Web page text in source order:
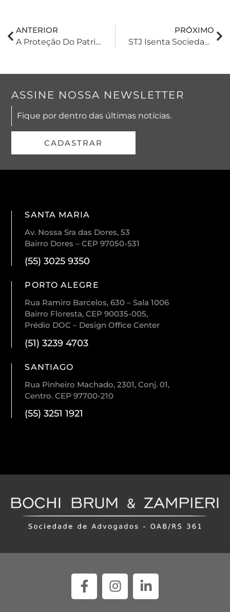
ANTERIOR
A Proteção Do Patrimônio Dos Cotistas E A Responsabilidade No Mercado Financeiro
PRÓXIMO
STJ Isenta Sociedades Limitadas De Grande Porte Da Publicação De Suas Demonstrações Financeiras
ASSINE NOSSA NEWSLETTER
Fique por dentro das últimas notícias.
CADASTRAR
SANTA MARIA
Av. Nossa Sra das Dores, 53
Bairro Dores – CEP 97050-531
(55) 3025 9350
PORTO ALEGRE
Rua Ramiro Barcelos, 630 – Sala 1006
Bairro Floresta, CEP 90035-005,
Prédio DOC – Design Office Center
(51) 3239 4703
SANTIAGO
Rua Pinheiro Machado, 2301, Conj. 01,
Centro. CEP 97700-210
(55) 3251 1921